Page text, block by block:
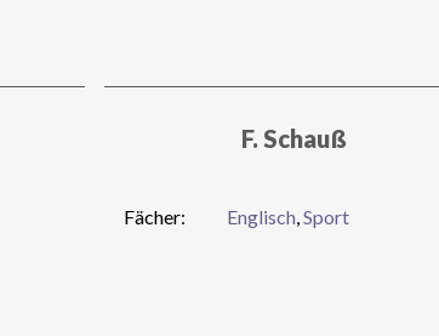
F. Schauß
Fächer: Englisch,Sport